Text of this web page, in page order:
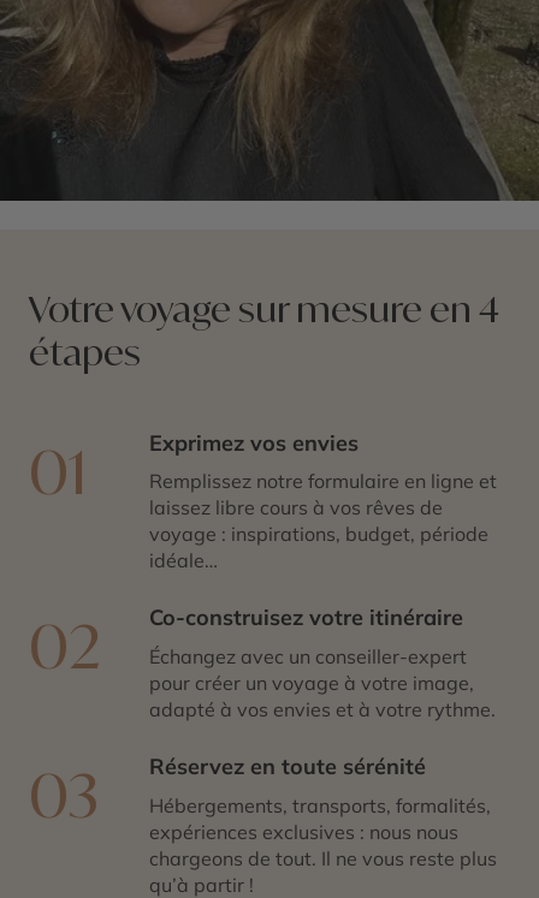
Votre voyage sur mesure en 4
étapes
01 Exprimez vos envies
Remplissez notre formulaire en ligne et
laissez libre cours à vos rêves de
voyage : inspirations, budget, période
idéale…
02 Co-construisez votre itinéraire
Échangez avec un conseiller-expert
pour créer un voyage à votre image,
adapté à vos envies et à votre rythme.
03 Réservez en toute sérénité
Hébergements, transports, formalités,
expériences exclusives : nous nous
chargeons de tout. Il ne vous reste plus
qu’à partir !